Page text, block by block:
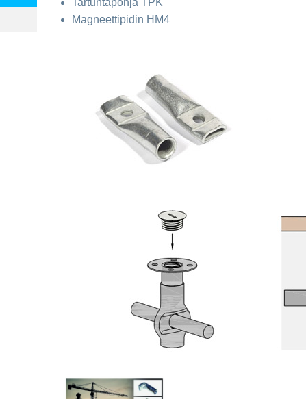
Tartuntapohja TPK
Magneettipidin HM4